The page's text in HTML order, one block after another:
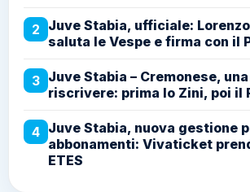
2 Juve Stabia, ufficiale:
saluta le Vespe e firma con il
3 Juve Stabia – Cremonese,
riscrivere: prima lo Zini, poi il
4 Juve Stabia, nuova gestione
abbonamenti: Vivaticket
ETES